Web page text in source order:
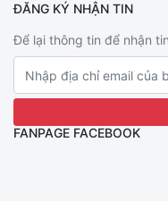
ĐĂNG KÝ NHẬN TIN
Để lại thông tin để nhận
FANPAGE FACEBOOK